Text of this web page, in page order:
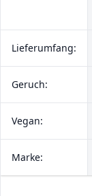
Lieferumfang:
Geruch:
Vegan:
Marke: